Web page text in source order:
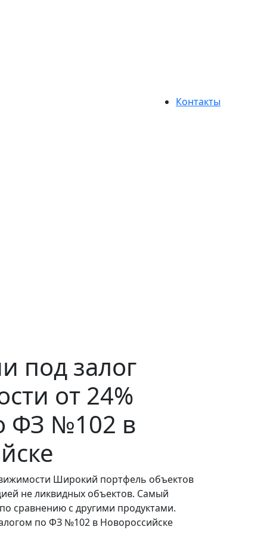
Контакты
под залог
от 24%
ФЗ №102 в
Широкий портфель объектов
не ликвидных объектов. Самый
сравнению с другими продуктами.
по ФЗ №102 в Новороссийске